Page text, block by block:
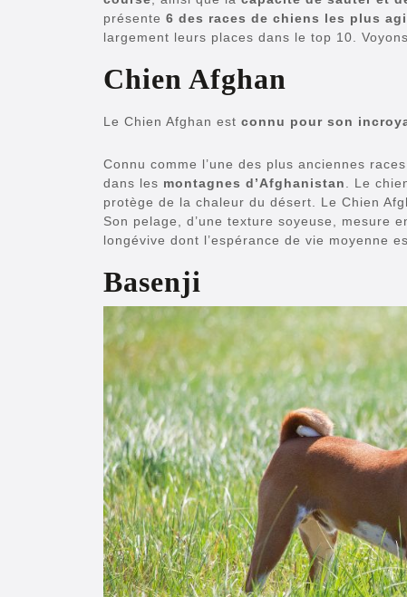
présente 6 des races de chiens les plus
largement leurs places dans le top 10.
Chien Afghan
Le Chien Afghan est connu pour son
Connu comme l’une des plus anciennes
dans les montagnes d’Afghanistan. Le
protège de la chaleur du désert. Le Chien
Son pelage, d’une texture soyeuse, mesure
longévive dont l’espérance de vie moyenne
Basenji